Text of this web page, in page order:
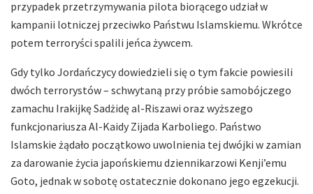
przypadek przetrzymywania pilota biorącego udział w
kampanii lotniczej przeciwko Państwu Islamskiemu. Wkrótce
potem terroryści spalili jeńca żywcem.
Gdy tylko Jordańczycy dowiedzieli się o tym fakcie powiesili
dwóch terrorystów – schwytaną przy próbie samobójczego
zamachu Irakijkę Sadżidę al-Riszawi oraz wyższego
funkcjonariusza Al-Kaidy Zijada Karboliego. Państwo
Islamskie żądało początkowo uwolnienia tej dwójki w zamian
za darowanie życia japońskiemu dziennikarzowi Kenji’emu
Goto, jednak w sobotę ostatecznie dokonano jego egzekucji.